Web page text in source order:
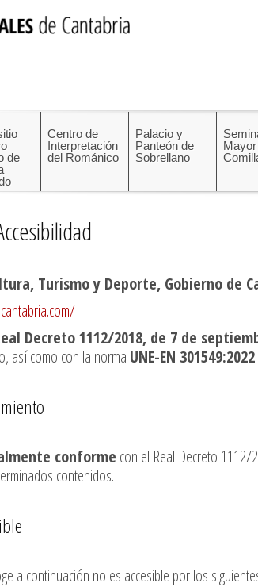
de
Centro de
Interpretación
del Románico
Palacio y
Panteón de
Sobrellano
Turismo y Deporte, Gobierno de
Decreto 1112/2018, de 7 de
así como con la norma UNE-EN 301549:2022.
conforme con el Real Decreto
contenidos.
a continuación no es accesible por los